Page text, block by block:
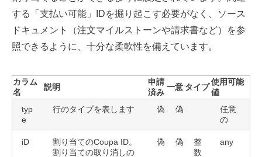
する「支払い可能」IDを掘り起こす必要がなく、ソース
ドキュメント（注文マイルストーンや請求書など）を参
照できるように、十分な柔軟性を備えています。
カラム
名
説明
申請
済み
一意 タイプ
使用可能
値
typ
e
行のタイプを表します 偽 偽
任意
の
iD
割り当てのCoupa ID。
割り当ての取り消しの
偽 偽
整
数
any